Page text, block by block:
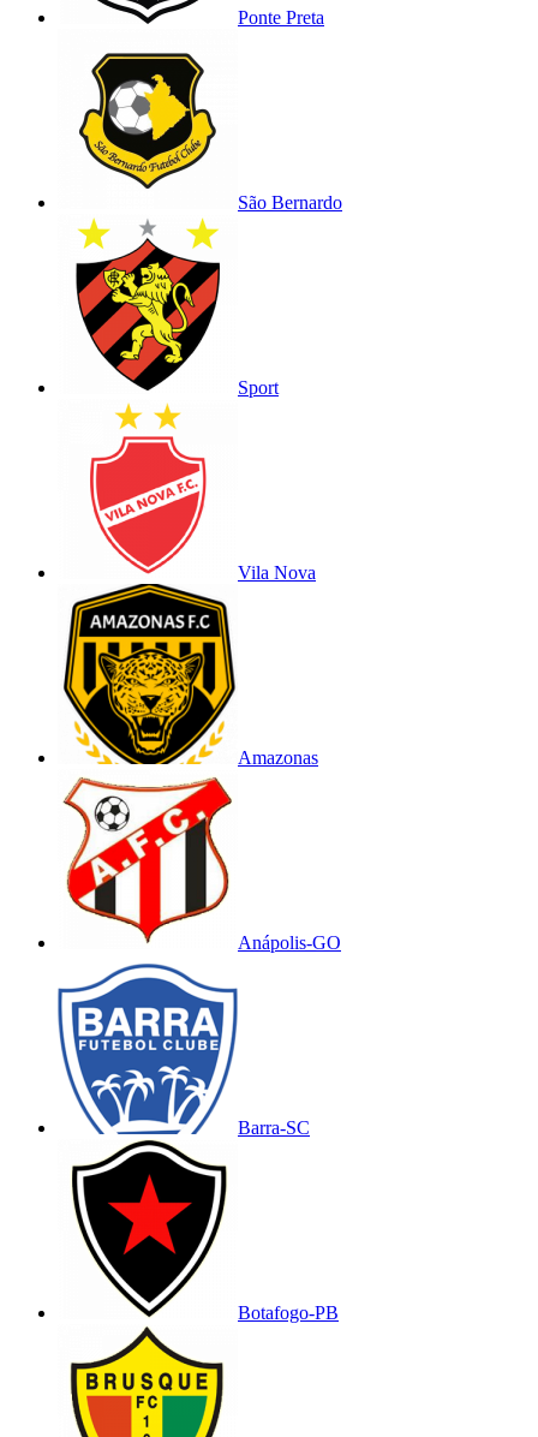
Ponte Preta
São Bernardo
Sport
Vila Nova
Amazonas
Anápolis-GO
Barra-SC
Botafogo-PB